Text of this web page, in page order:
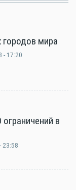
мира
- 17:20
в
23:58